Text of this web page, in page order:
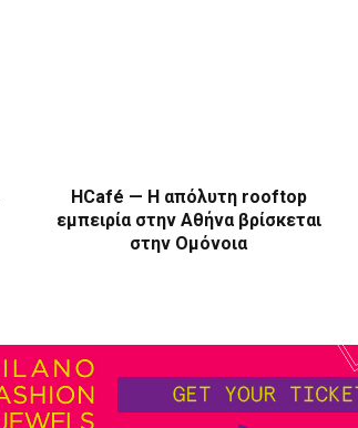
HCafé — Η απόλυτη rooftop
εμπειρία στην Αθήνα βρίσκεται
στην Ομόνοια